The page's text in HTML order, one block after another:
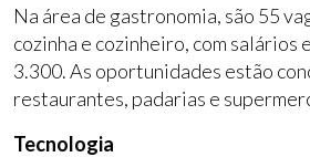
Na área de gastronomia, são 55
cozinha e cozinheiro, com salários
3.300. As oportunidades estão
restaurantes, padarias e
Tecnologia